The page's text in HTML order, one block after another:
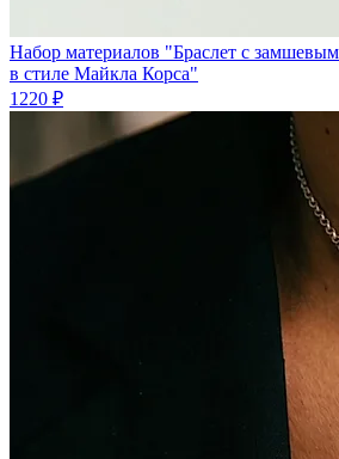
Набор материалов "Браслет с
в стиле Майкла Корса"
1220 ₽